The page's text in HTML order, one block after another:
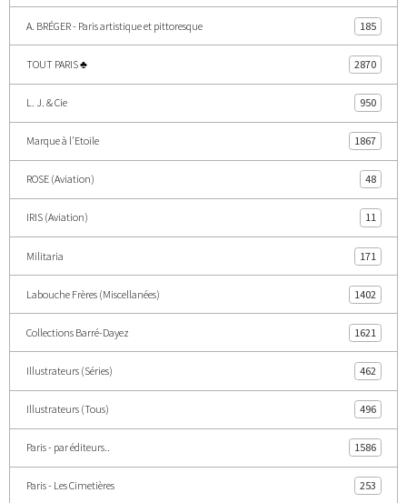
A. BRÉGER - Paris artistique et pittoresque 185
TOUT PARIS ♣ 2870
L. J. & Cie 950
Marque à l'Etoile 1867
ROSE (Aviation) 48
IRIS (Aviation) 11
Militaria 171
Labouche Frères (Miscellanées) 1402
Collections Barré-Dayez 1621
Illustrateurs (Séries) 462
Illustrateurs (Tous) 496
Paris - par éditeurs.. 1586
Paris - Les Cimetières 253